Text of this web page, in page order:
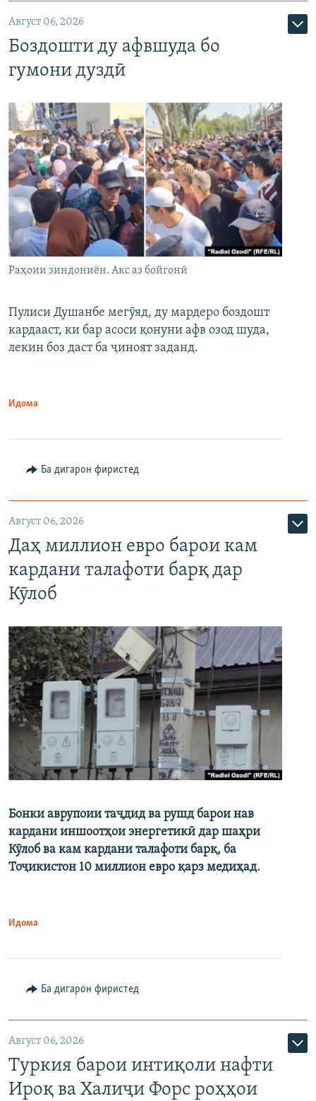
Август 06, 2026
Боздошти ду афвшуда бо
гумони дуздӣ
Раҳоии зиндониён. Акс аз бойгонӣ
Пулиси Душанбе мегӯяд, ду мардеро боздошт
кардааст, ки бар асоси қонуни афв озод шуда,
лекин боз даст ба ҷиноят заданд.
Идома
Ба дигарон фиристед
Август 06, 2026
Даҳ миллион евро барои кам
кардани талафоти барқ дар
Кӯлоб
Бонки аврупоии таҷдид ва рушд барои нав
кардани иншоотҳои энергетикӣ дар шаҳри
Кӯлоб ва кам кардани талафоти барқ, ба
Тоҷикистон 10 миллион евро қарз медиҳад.
Идома
Ба дигарон фиристед
Август 06, 2026
Туркия барои интиқоли нафти
Ироқ ва Халиҷи Форс роҳҳои